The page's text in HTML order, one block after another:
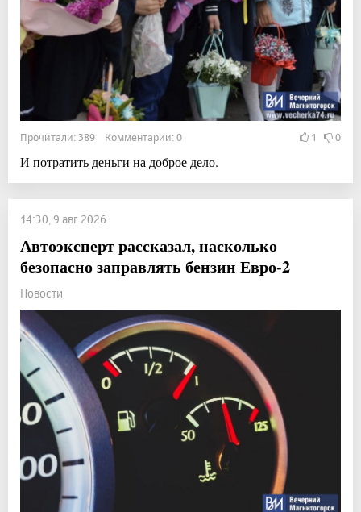
Прочитали: 389 Комментарии: 0 1 0
И потратить деньги на доброе дело.
14:30, 9 авг 2026
Автоэксперт рассказал, насколько
безопасно заправлять бензин Евро-2
Новости